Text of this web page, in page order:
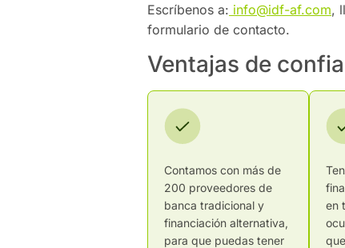
Escríbenos a: info@idf-af.com,
formulario de contacto.
Ventajas de
Contamos con más de
200 proveedores de
banca tradicional y
financiación alternativa,
para que puedas tener
en